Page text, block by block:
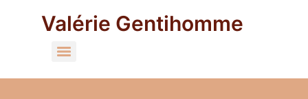
Valérie Gentihomme